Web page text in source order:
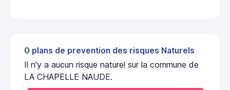
0 plans de prevention des risques Naturels
Il n'y a aucun risque naturel sur la commune de
LA CHAPELLE NAUDE.